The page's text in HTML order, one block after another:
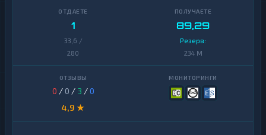
1
33,6 /
280
89,29
Резерв:
234 M
0 / 0 / 3 /0
4,9 ★